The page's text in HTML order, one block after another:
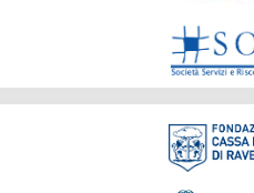
Fondazione